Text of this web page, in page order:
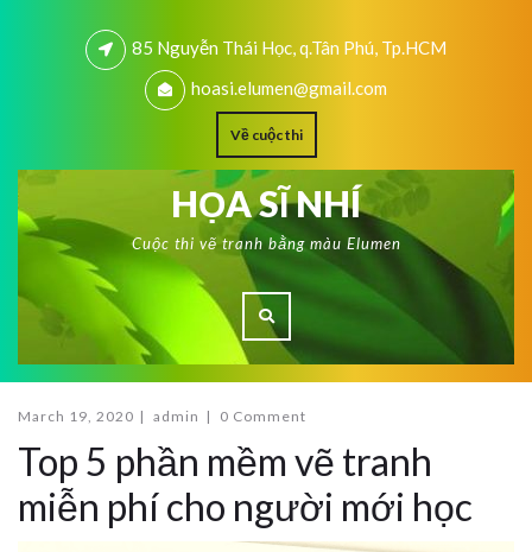
85 Nguyễn Thái Học, q.Tân Phú, Tp.HCM
hoasi.elumen@gmail.com
Về cuộc thi
HỌA SĨ NHÍ
Cuộc thi vẽ tranh bằng màu Elumen
March 19, 2020 | admin | 0 Comment
Top 5 phần mềm vẽ tranh
miễn phí cho người mới học